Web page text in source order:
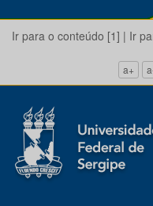
Ir para o conteúdo [1] | Ir
a+